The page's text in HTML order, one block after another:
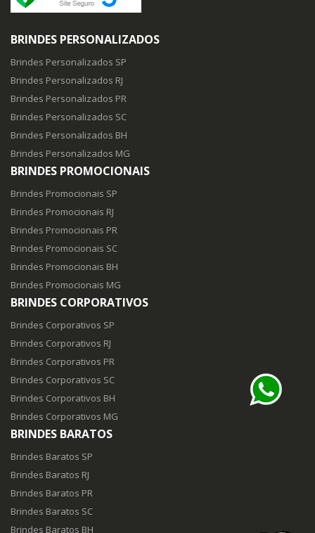
BRINDES PERSONALIZADOS
Brindes Personalizados SP
Brindes Personalizados RJ
Brindes Personalizados PR
Brindes Personalizados SC
Brindes Personalizados BH
Brindes Personalizados MG
BRINDES PROMOCIONAIS
Brindes Promocionais SP
Brindes Promocionais RJ
Brindes Promocionais PR
Brindes Promocionais SC
Brindes Promocionais BH
Brindes Promocionais MG
BRINDES CORPORATIVOS
Brindes Corporativos SP
Brindes Corporativos RJ
Brindes Corporativos PR
Brindes Corporativos SC
Brindes Corporativos BH
Brindes Corporativos MG
BRINDES BARATOS
Brindes Baratos SP
Brindes Baratos RJ
Brindes Baratos PR
Brindes Baratos SC
Brindes Baratos BH